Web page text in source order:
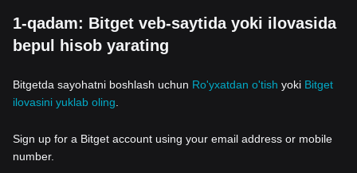
1-qadam: Bitget veb-saytida yoki ilovasida
bepul hisob yarating
Bitgetda sayohatni boshlash uchun Ro'yxatdan o'tish yoki Bitget
ilovasini yuklab oling
Sign up for a Bitget account using your email address or mobile
number.